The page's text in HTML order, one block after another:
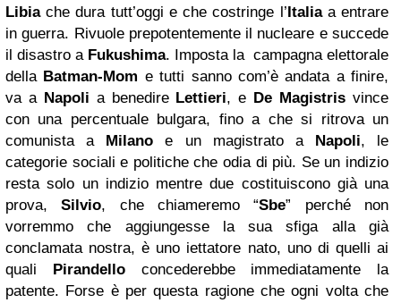
Libiache dura tutt’oggi e che costringe l’Italia a entrare
in guerra. Rivuole prepotentemente il nucleare e succede
il disastro a Fukushima. Imposta la campagna elettorale
dellaBatman-Mom e tutti sanno com’è andata a finire,
va a Napoli a benedire Lettieri, e De Magistris vince
con una percentuale bulgara, fino a che si ritrova un
comunista a Milanoe un magistrato a Napoli, le
categorie sociali e politiche che odia di più. Se un indizio
resta solo un indizio mentre due costituiscono già una
prova,Silvio, che chiameremo “Sbe” perché non
vorremmo che aggiungesse la sua sfiga alla già
conclamata nostra, è uno iettatore nato, uno di quelli ai
quali Pirandelloconcederebbe immediatamente la
patente. Forse è per questa ragione che ogni volta che